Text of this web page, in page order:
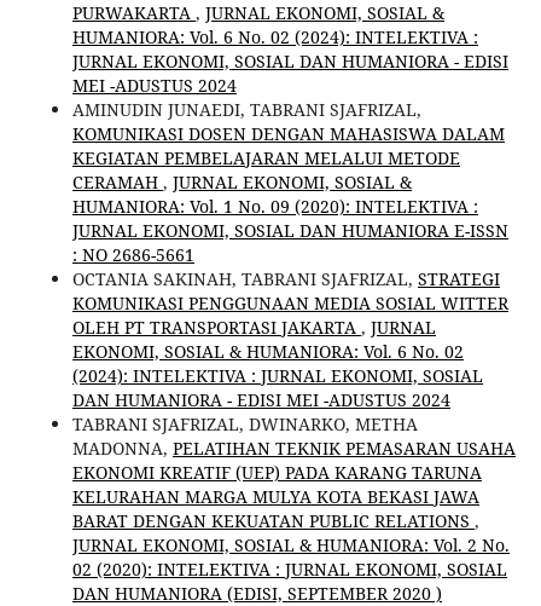
PURWAKARTA , JURNAL EKONOMI, SOSIAL &
HUMANIORA: Vol. 6 No. 02 (2024): INTELEKTIVA :
JURNAL EKONOMI, SOSIAL DAN HUMANIORA - EDISI
MEI -ADUSTUS 2024
AMINUDIN JUNAEDI, TABRANI SJAFRIZAL,
KOMUNIKASI DOSEN DENGAN MAHASISWA DALAM
KEGIATAN PEMBELAJARAN MELALUI METODE
CERAMAH , JURNAL EKONOMI, SOSIAL &
HUMANIORA: Vol. 1 No. 09 (2020): INTELEKTIVA :
JURNAL EKONOMI, SOSIAL DAN HUMANIORA E-ISSN
: NO 2686-5661
OCTANIA SAKINAH, TABRANI SJAFRIZAL, STRATEGI
KOMUNIKASI PENGGUNAAN MEDIA SOSIAL WITTER
OLEH PT TRANSPORTASI JAKARTA , JURNAL
EKONOMI, SOSIAL & HUMANIORA: Vol. 6 No. 02
(2024): INTELEKTIVA : JURNAL EKONOMI, SOSIAL
DAN HUMANIORA - EDISI MEI -ADUSTUS 2024
TABRANI SJAFRIZAL, DWINARKO, METHA
MADONNA, PELATIHAN TEKNIK PEMASARAN USAHA
EKONOMI KREATIF (UEP) PADA KARANG TARUNA
KELURAHAN MARGA MULYA KOTA BEKASI JAWA
BARAT DENGAN KEKUATAN PUBLIC RELATIONS ,
JURNAL EKONOMI, SOSIAL & HUMANIORA: Vol. 2 No.
02 (2020): INTELEKTIVA : JURNAL EKONOMI, SOSIAL
DAN HUMANIORA (EDISI, SEPTEMBER 2020 )